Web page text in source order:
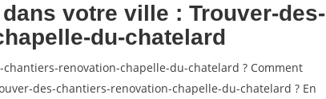
votre ville : Trouver-des-
du-chatelard
renovation-chapelle-du-chatelard ? Comment
des-chantiers-renovation-chapelle-du-chatelard ? En